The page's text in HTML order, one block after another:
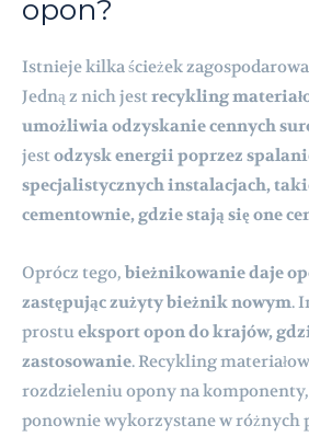
opon?
Istnieje kilka ścieżek
Jedną z nich jestrecykling
umożliwia odzyskanie cennych
jestodzysk energii poprzez
specjalistycznych instalacjach,
cementownie, gdzie stają się one
Oprócz tego, bieżnikowanie daje
zastępując zużyty bieżnik nowym.
prostueksport opon do krajów,
zastosowanie. Recykling
rozdzieleniu opony na
ponownie wykorzystane w różnych